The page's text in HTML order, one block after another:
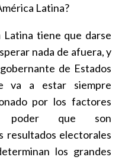
Latina?
tiene que darse
nada de afuera, y
de Estados
va a estar siempre
por los factores
poder que son
resultados electorales
los grandes